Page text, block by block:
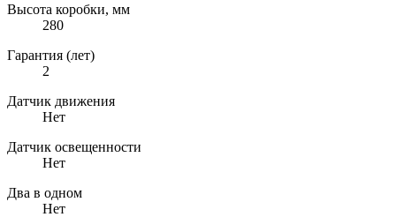
Высота коробки, мм
280
Гарантия (лет)
2
Датчик движения
Нет
Датчик освещенности
Нет
Два в одном
Нет